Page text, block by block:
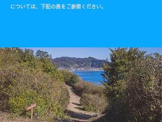
については、下記の表をご参照ください。